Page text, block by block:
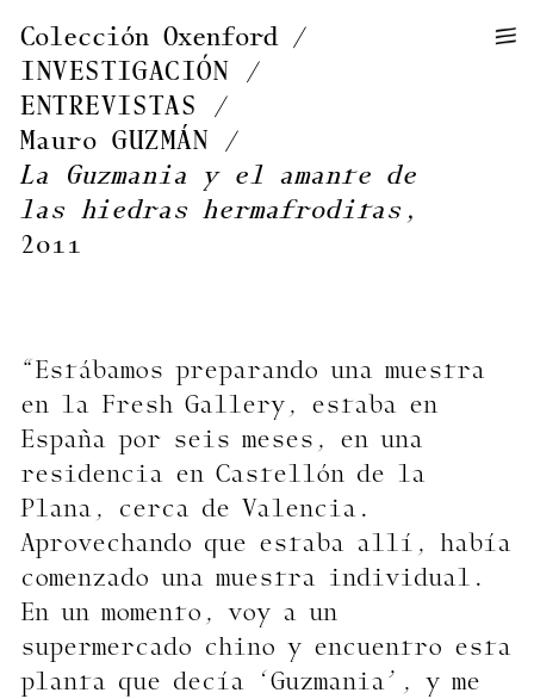
Colección Oxenford
INVESTIGACIÓN /
ENTREVISTAS /
MauroGUZMÁN
La Guzmania y el amante de
las hiedras hermafroditas ,
2011
—
—
—
“Estábamos preparando una muestra
en la Fresh Gallery, estaba en
España por seis meses, en una
residencia en Castellón de la
Plana, cerca de Valencia.
Aprovechando que estaba allí, había
comenzado una muestra individual.
En un momento, voy a un
supermercado chino y encuentro esta
planta que decía ‘Guzmania’, y me